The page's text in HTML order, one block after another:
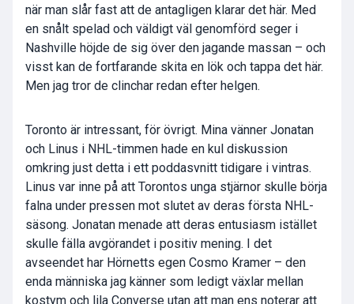
när man slår fast att de antagligen klarar det här. Med
en snålt spelad och väldigt väl genomförd seger i
Nashville höjde de sig över den jagande massan – och
visst kan de fortfarande skita en lök och tappa det här.
Men jag tror de clinchar redan efter helgen.
Toronto är intressant, för övrigt. Mina vänner Jonatan
och Linus i NHL-timmen hade en kul diskussion
omkring just detta i ett poddasvnitt tidigare i vintras.
Linus var inne på att Torontos unga stjärnor skulle börja
falna under pressen mot slutet av deras första NHL-
säsong. Jonatan menade att deras entusiasm istället
skulle fälla avgörandet i positiv mening. I det
avseendet har Hörnetts egen Cosmo Kramer – den
enda människa jag känner som ledigt växlar mellan
kostym och lila Converse utan att man ens noterar att